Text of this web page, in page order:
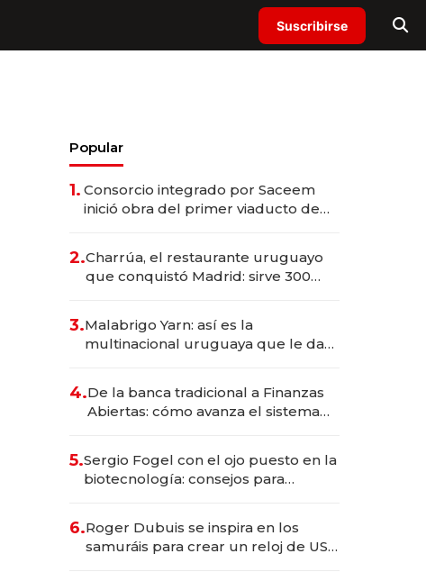
Suscribirse
Popular
1. Consorcio integrado por Saceem
inició obra del primer viaducto de
millones
2.Charrúa, el restaurante uruguayo
que conquistó Madrid: sirve 300
prepara apertura
3.Malabrigo Yarn: así es la
multinacional uruguaya que le da
4.De la banca tradicional a Finanzas
Abiertas: cómo avanza el sistema
5.Sergio Fogel con el ojo puesto en la
biotecnología: consejos para
6.Roger Dubuis se inspira en los
samuráis para crear un reloj de US$